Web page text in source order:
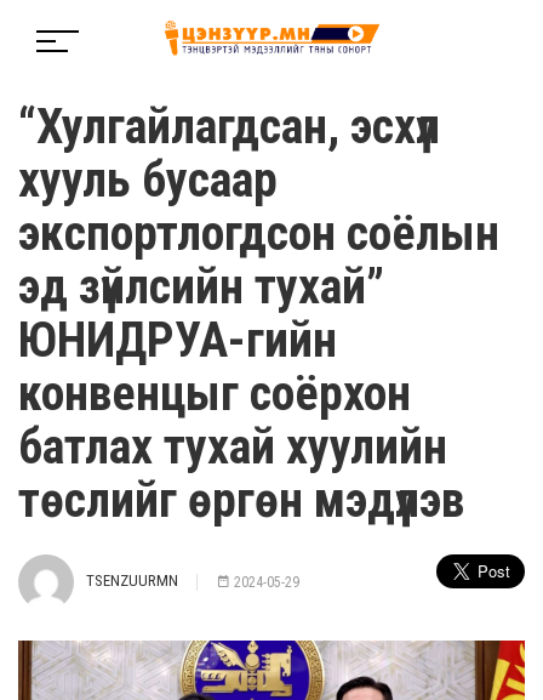
“Хулгайлагдсан, эсхүл
хууль бусаар
экспортлогдсон соёлын
эд зүйлсийн тухай”
ЮНИДРУА-гийн
конвенцыг соёрхон
батлах тухай хуулийн
төслийг өргөн мэдүүлэв
TSENZUURMN 2024-05-29